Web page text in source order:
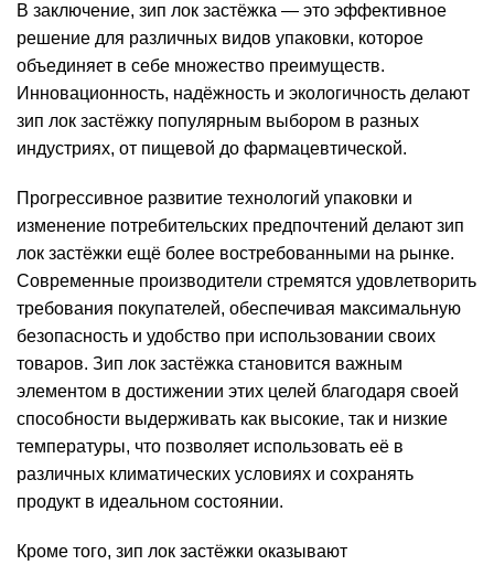
В заключение, зип лок застёжка — это эффективное
решение для различных видов упаковки, которое
объединяет в себе множество преимуществ.
Инновационность, надёжность и экологичность делают
зип лок застёжку популярным выбором в разных
индустриях, от пищевой до фармацевтической.
Прогрессивное развитие технологий упаковки и
изменение потребительских предпочтений делают зип
лок застёжки ещё более востребованными на рынке.
Современные производители стремятся удовлетворить
требования покупателей, обеспечивая максимальную
безопасность и удобство при использовании своих
товаров. Зип лок застёжка становится важным
элементом в достижении этих целей благодаря своей
способности выдерживать как высокие, так и низкие
температуры, что позволяет использовать её в
различных климатических условиях и сохранять
продукт в идеальном состоянии.
Кроме того, зип лок застёжки оказывают